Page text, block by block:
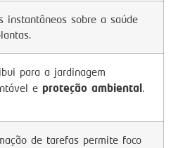
instantâneos sobre a saúde
para a jardinagem
e proteção ambiental.
de tarefas permite foco